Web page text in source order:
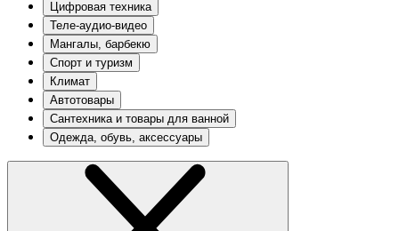
Цифровая техника
Теле-аудио-видео
Мангалы, барбекю
Спорт и туризм
Климат
Автотовары
Сантехника и товары для ванной
Одежда, обувь, аксессуары